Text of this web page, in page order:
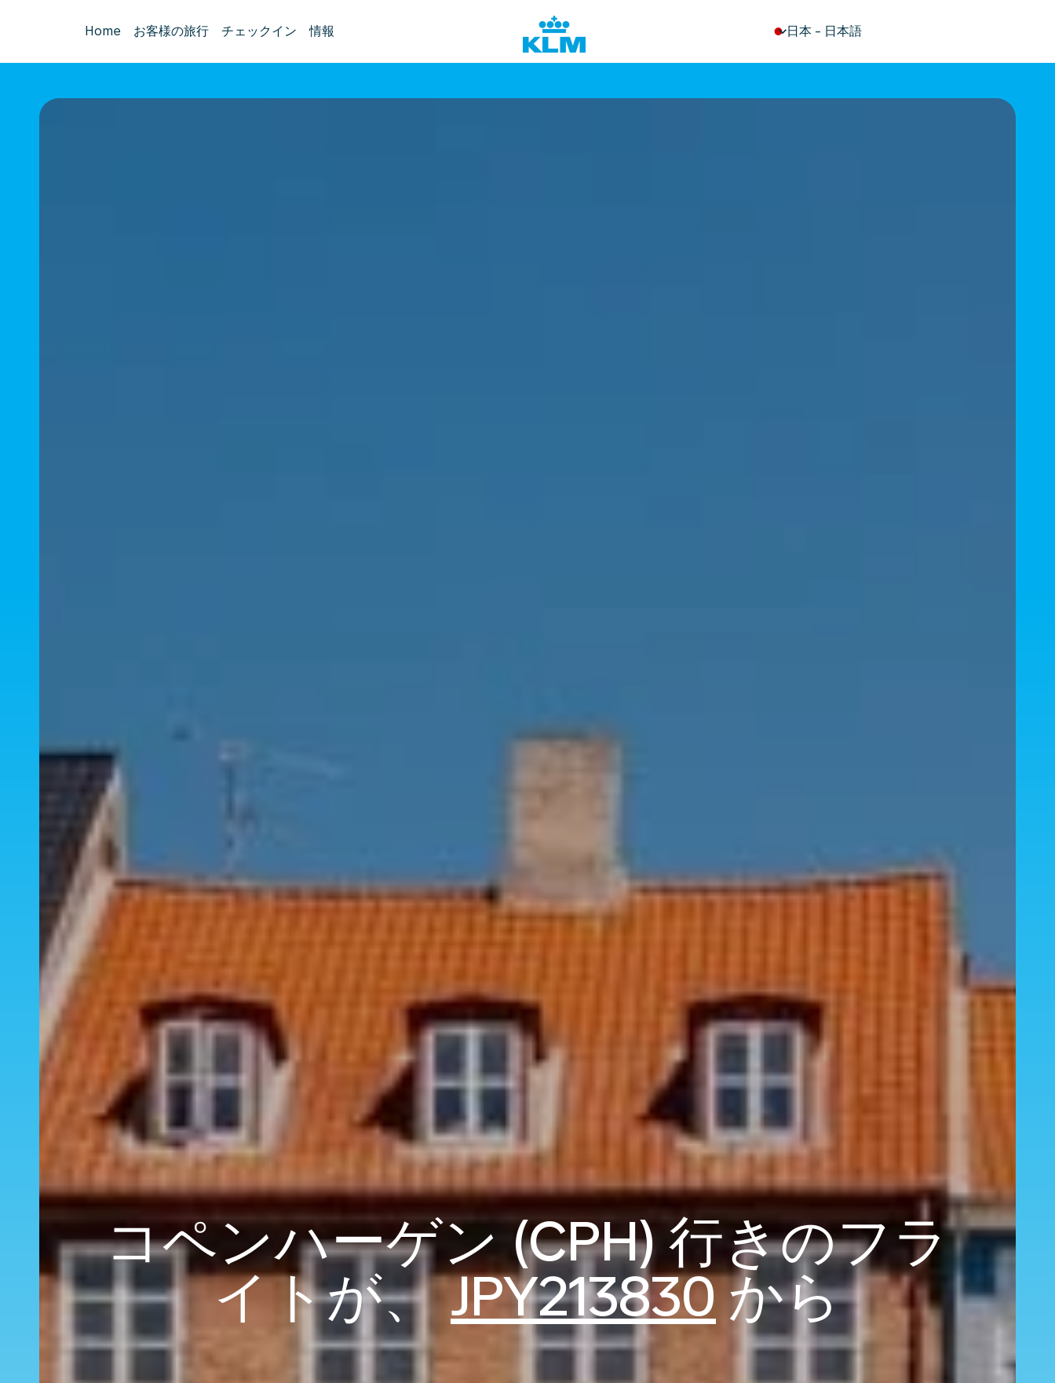
Home お客様の旅行 チェックイン 情報 日本 - 日本語
keyboard_arrow_down
コペンハーゲン (CPH) 行きのフラ
イトが、JPY213830から